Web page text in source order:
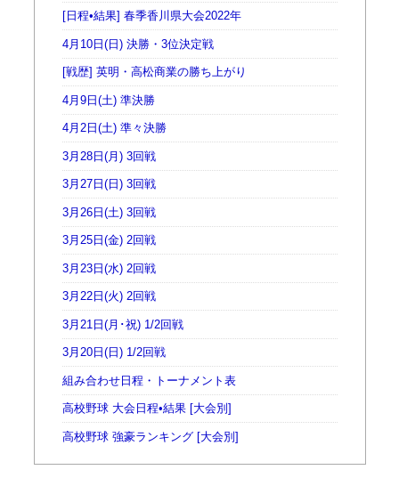
[日程•結果] 春季香川県大会2022年
4月10日(日) 決勝・3位決定戦
[戦歴] 英明・高松商業の勝ち上がり
4月9日(土) 準決勝
4月2日(土) 準々決勝
3月28日(月) 3回戦
3月27日(日) 3回戦
3月26日(土) 3回戦
3月25日(金) 2回戦
3月23日(水) 2回戦
3月22日(火) 2回戦
3月21日(月･祝) 1/2回戦
3月20日(日) 1/2回戦
組み合わせ日程・トーナメント表
高校野球 大会日程•結果 [大会別]
高校野球 強豪ランキング [大会別]